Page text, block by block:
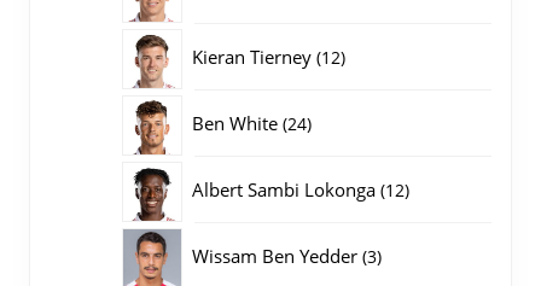
Kieran Tierney 1212
Ben White 2424
Albert Sambi Lokonga 1212
Wissam Ben Yedder 33